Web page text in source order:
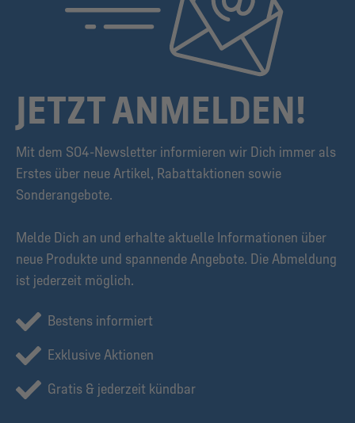
JETZT ANMELDEN!
Mit dem S04-Newsletter informieren wir Dich immer als
Erstes über neue Artikel, Rabattaktionen sowie
Sonderangebote.
Melde Dich an und erhalte aktuelle Informationen über
neue Produkte und spannende Angebote. Die Abmeldung
ist jederzeit möglich.
Bestens informiert
Exklusive Aktionen
Gratis & jederzeit kündbar